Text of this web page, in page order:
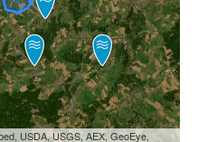
USDA, USGS, AEX, GeoEye,